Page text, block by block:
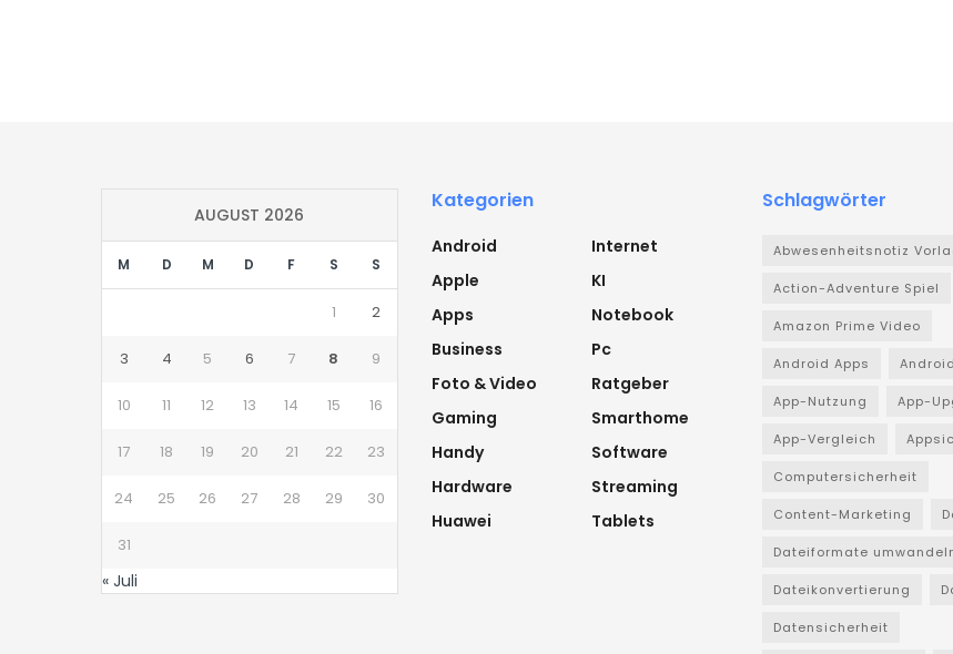
AUGUST 2026
M D M D F S S
1 2
3 4 5 6 7 8 9
10 11 12 13 14 15 16
17 18 19 20 21 22 23
24 25 26 27 28 29 30
31
« Juli
Kategorien
Android
Apple
Apps
Business
Foto & Video
Gaming
Handy
Hardware
Huawei
Internet
KI
Notebook
Pc
Ratgeber
Smarthome
Software
Streaming
Tablets
Schlagwörter
Abwesenheitsnotiz
Action-Adventure Spiel
Amazon Prime Video
Android Apps
App-Nutzung App-
App-Vergleich
Computersicherheit
Content-Marketing
Dateiformate
Dateikonvertierung
Datensicherheit